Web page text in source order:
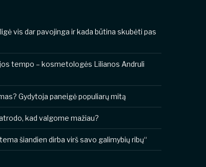
vis dar pavojinga ir kada būtina skubėti pas
tempo – kosmetologės Lilianos Andruli
Gydytoja paneigė populiarų mitą
kad valgome mažiau?
šiandien dirba virš savo galimybių ribų“